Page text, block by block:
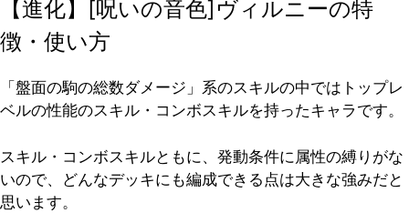
【進化】[呪いの音色]ヴィルニーの特
徴・使い方
「盤面の駒の総数ダメージ」系のスキルの中ではトップレ
ベルの性能のスキル・コンボスキルを持ったキャラです。
スキル・コンボスキルともに、発動条件に属性の縛りがな
いので、どんなデッキにも編成できる点は大きな強みだと
思います。